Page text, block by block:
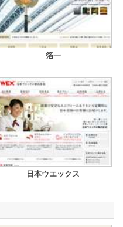
箔一
日本ウエックス